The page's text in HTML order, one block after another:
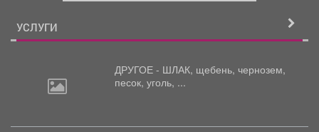
УСЛУГИ
ДРУГОЕ - ШЛАК, щебень, чернозем,
песок, уголь, ...